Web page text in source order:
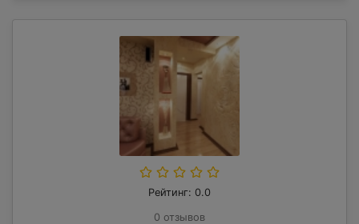
Рейтинг: 0.0
0 отзывов